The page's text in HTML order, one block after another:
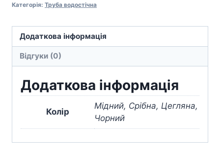
Категорія: Труба водостічна
Додаткова інформація
Відгуки (0)
Додаткова інформація
Колір
Мідний, Срібна, Цегляна,
Чорний